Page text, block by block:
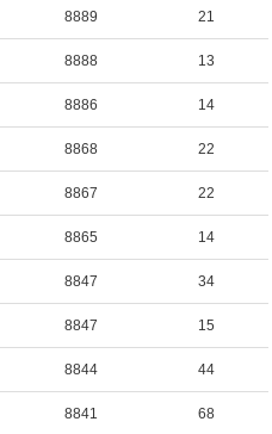
8889 21
8888 13
8886 14
8868 22
8867 22
8865 14
8847 34
8847 15
8844 44
8841 68